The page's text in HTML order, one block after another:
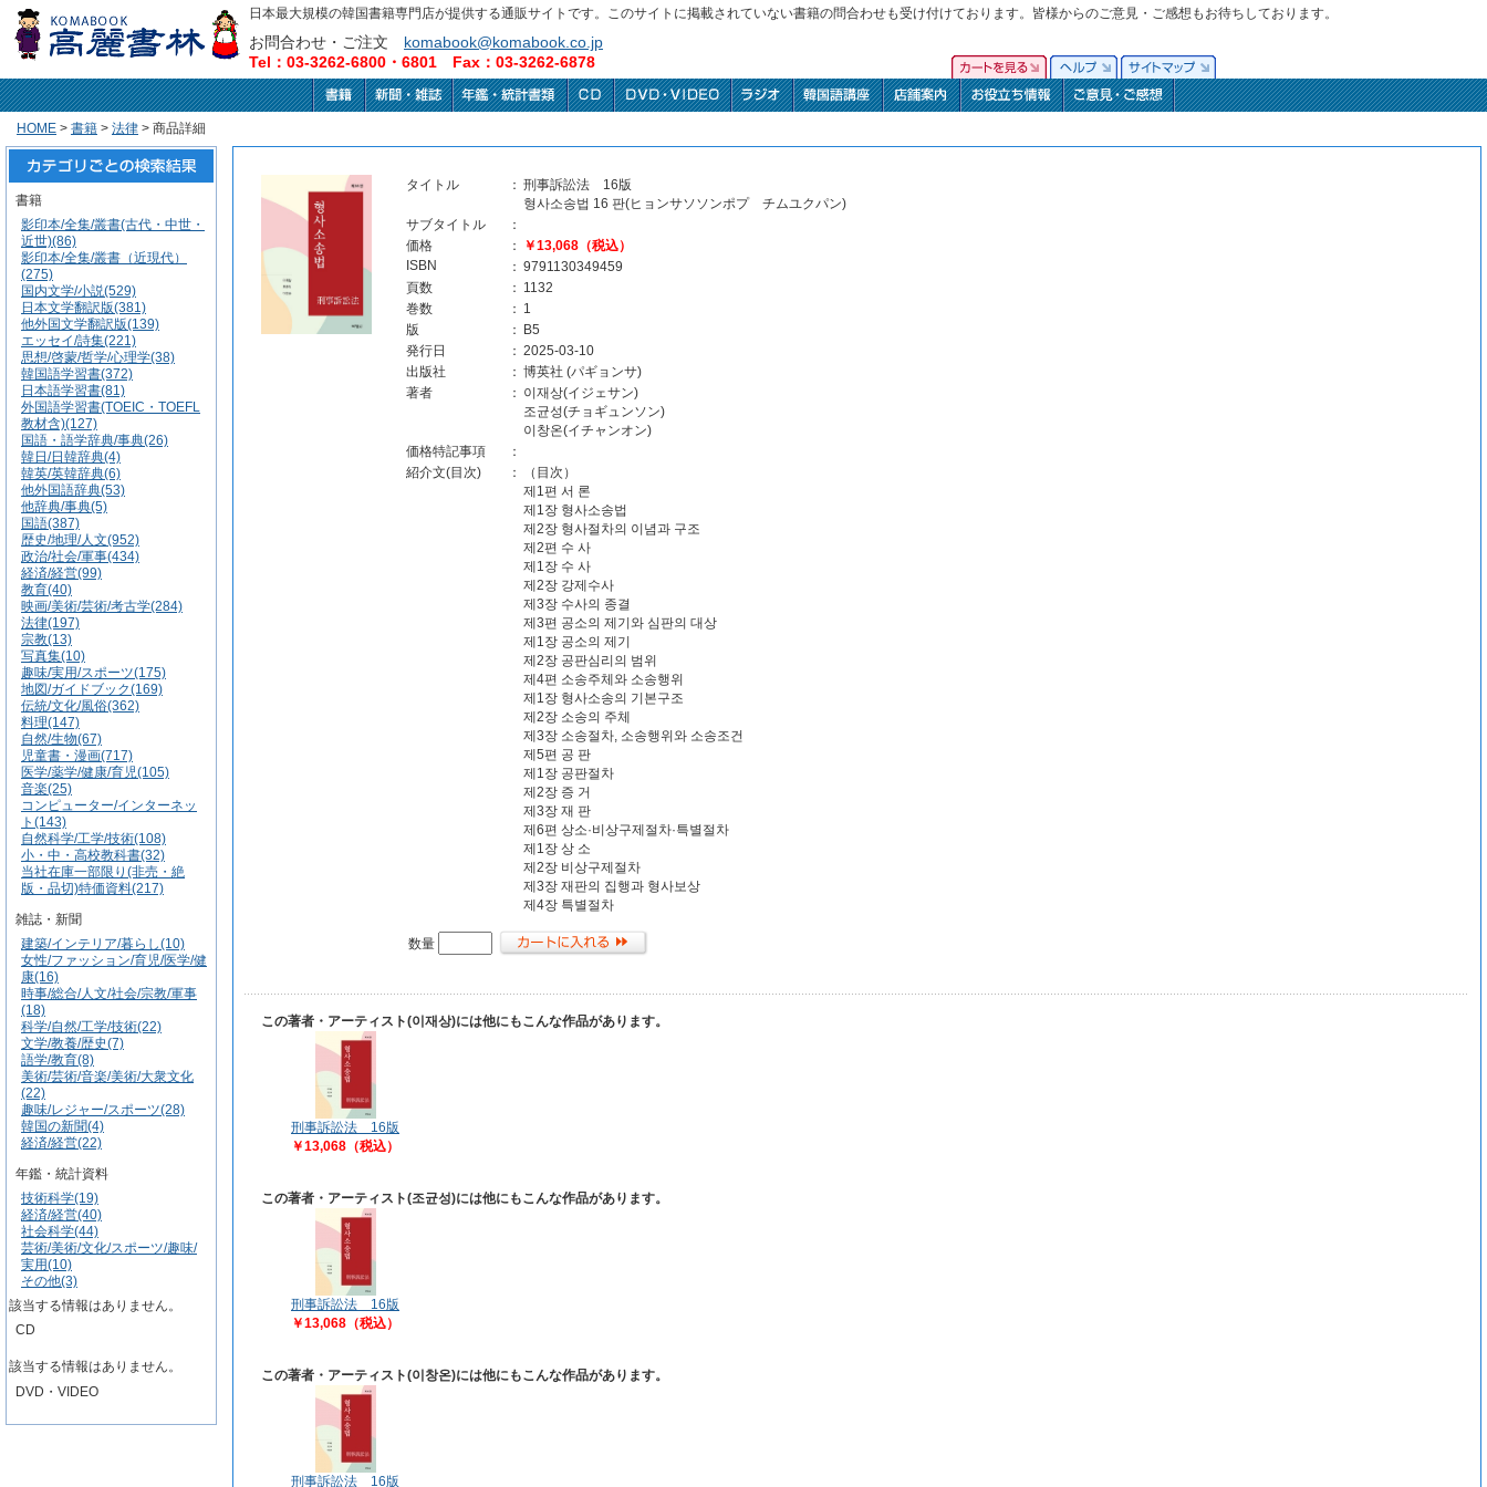
日本最大規模の韓国書籍専門店が提供する通販サイトです。このサイトに掲載されていない書籍の問合わせも受け付けております。皆様からのご意見・ご感想もお待ちしております。
お問合わせ・ご注文 komabook@komabook.co.jp
Tel：03-3262-6800・6801 Fax：03-3262-6878
HOME > 書籍 > 法律 > 商品詳細
書籍
影印本/全集/叢書(古代・中世・
近世)(86)
影印本/全集/叢書（近現代）
(275)
国内文学/小説(529)
日本文学翻訳版(381)
他外国文学翻訳版(139)
エッセイ/詩集(221)
思想/啓蒙/哲学/心理学(38)
韓国語学習書(372)
日本語学習書(81)
外国語学習書(TOEIC・TOEFL
教材含)(127)
国語・語学辞典/事典(26)
韓日/日韓辞典(4)
韓英/英韓辞典(6)
他外国語辞典(53)
他辞典/事典(5)
国語(387)
歴史/地理/人文(952)
政治/社会/軍事(434)
経済/経営(99)
教育(40)
映画/美術/芸術/考古学(284)
法律(197)
宗教(13)
写真集(10)
趣味/実用/スポーツ(175)
地図/ガイドブック(169)
伝統/文化/風俗(362)
料理(147)
自然/生物(67)
児童書・漫画(717)
医学/薬学/健康/育児(105)
音楽(25)
コンピューター/インターネッ
ト(143)
自然科学/工学/技術(108)
小・中・高校教科書(32)
当社在庫一部限り(非売・絶
版・品切)特価資料(217)
雑誌・新聞
建築/インテリア/暮らし(10)
女性/ファッション/育児/医学/健
康(16)
時事/総合/人文/社会/宗教/軍事
(18)
科学/自然/工学/技術(22)
文学/教養/歴史(7)
語学/教育(8)
美術/芸術/音楽/美術/大衆文化
(22)
趣味/レジャー/スポーツ(28)
韓国の新聞(4)
経済/経営(22)
年鑑・統計資料
技術科学(19)
経済/経営(40)
社会科学(44)
芸術/美術/文化/スポーツ/趣味/
実用(10)
その他(3)
該当する情報はありません。
CD
該当する情報はありません。
DVD・VIDEO
タイトル ： 刑事訴訟法 16版
형사소송법 16 판(ヒョンサソソンポプ チムユクパン)
サブタイトル
：
価格
：
￥13,068（税込）
ISBN
： 9791130349459
頁数
： 1132
巻数
： 1
版
：
B5
発行日
： 2025-03-10
出版社
： 博英社 (パギョンサ)
著者
： 이재상(イジェサン)
조균성(チョギュンソン)
이창온(イチャンオン)
価格特記事項
：
紹介文(目次)
：
（目次）
제1편 서 론
제1장 형사소송법
제2장 형사절차의 이념과 구조
제2편 수 사
제1장 수 사
제2장 강제수사
제3장 수사의 종결
제3편 공소의 제기와 심판의 대상
제1장 공소의 제기
제2장 공판심리의 범위
제4편 소송주체와 소송행위
제1장 형사소송의 기본구조
제2장 소송의 주체
제3장 소송절차, 소송행위와 소송조건
제5편 공 판
제1장 공판절차
제2장 증 거
제3장 재 판
제6편 상소·비상구제절차·특별절차
제1장 상 소
제2장 비상구제절차
제3장 재판의 집행과 형사보상
제4장 특별절차
数量
この著者・アーティスト(이재상)には他にもこんな作品があります。
刑事訴訟法 16版
￥13,068（税込）
この著者・アーティスト(조균성)には他にもこんな作品があります。
刑事訴訟法 16版
￥13,068（税込）
この著者・アーティスト(이창온)には他にもこんな作品があります。
刑事訴訟法 16版